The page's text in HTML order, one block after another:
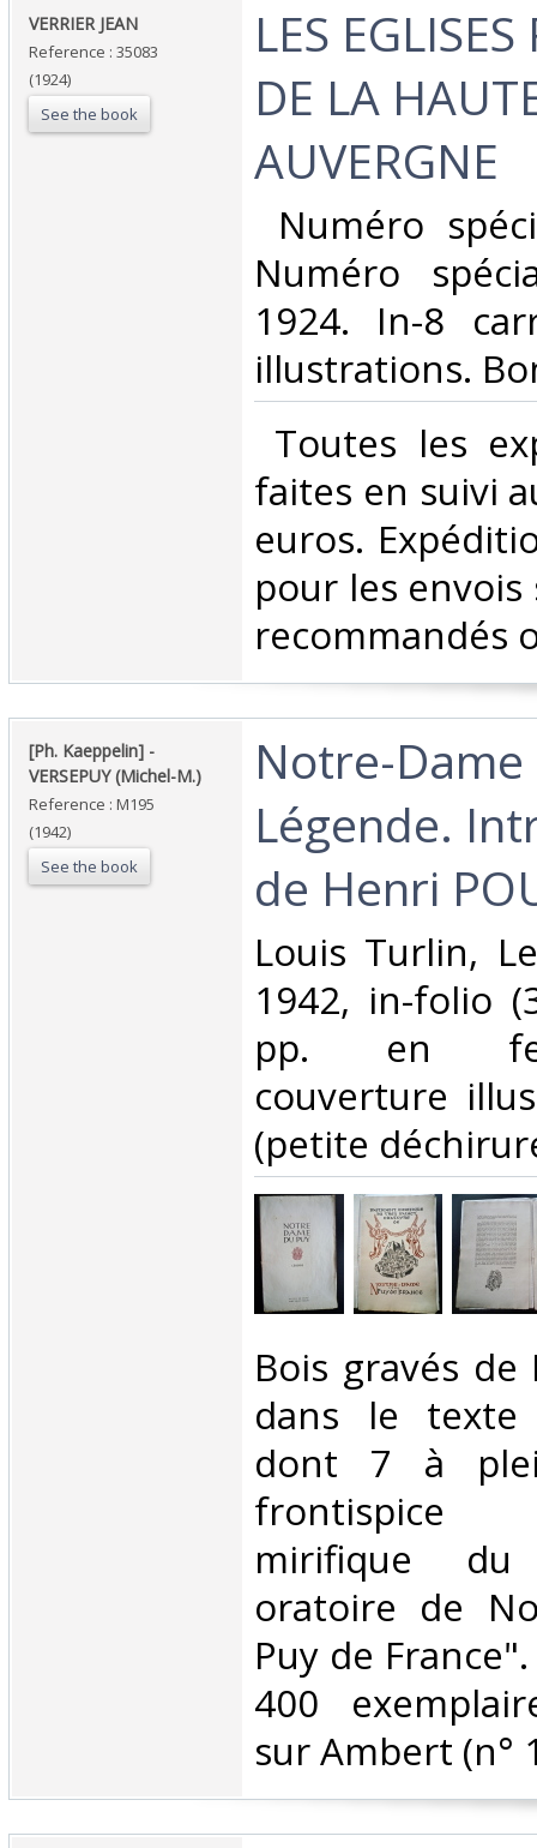
‎VERRIER JEAN ‎
Reference : 35083
(1924)
See the book
‎LES
DE LA
AUVERGNE ‎
Numéro
Numéro
1924. In-8
illustrations.
Toutes les
faites en suivi
euros.
pour les envois
recommandés
‎[Ph. Kaeppelin] - ‎
‎VERSEPUY (Michel-M.)‎
Reference : M195
(1942)
See the book
‎Notre-
Légende.
de Henri
‎Louis Turlin,
1942, in-folio
pp. en
couverture
(petite
‎Bois gravés de
dans le texte
dont 7 à
frontispice
mirifique
oratoire de
Puy de
400
sur Ambert (n°